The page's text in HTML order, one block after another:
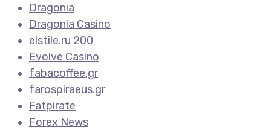
Dragonia
Dragonia Casino
elstile.ru 200
Evolve Casino
fabacoffee.gr
farospiraeus.gr
Fatpirate
Forex News